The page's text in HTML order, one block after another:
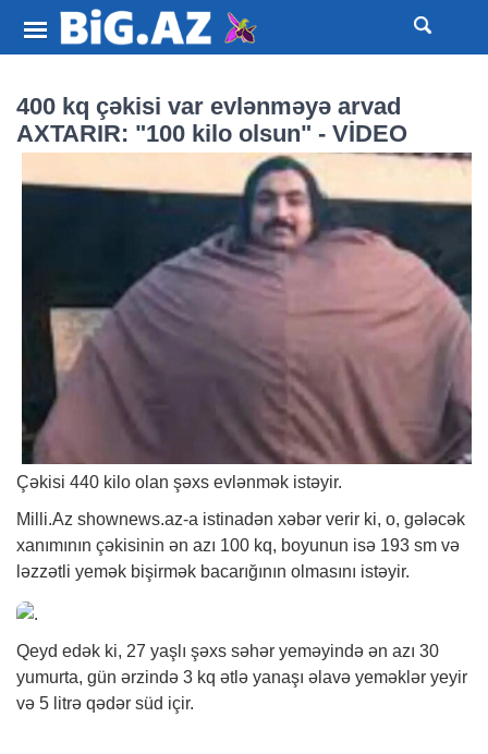
400 kq çəkisi var evlənməyə arvad
AXTARIR: "100 kilo olsun" - VİDEO
Çəkisi 440 kilo olan şəxs evlənmək istəyir.
Milli.Az shownews.az-a istinadən xəbər verir ki, o, gələcək
xanımının çəkisinin ən azı 100 kq, boyunun isə 193 sm və
ləzzətli yemək bişirmək bacarığının olmasını istəyir.
Qeyd edək ki, 27 yaşlı şəxs səhər yeməyində ən azı 30
yumurta, gün ərzində 3 kq ətlə yanaşı əlavə yeməklər yeyir
və 5 litrə qədər süd içir.